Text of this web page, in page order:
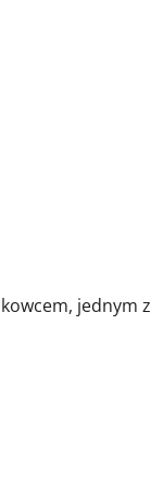
jednym z